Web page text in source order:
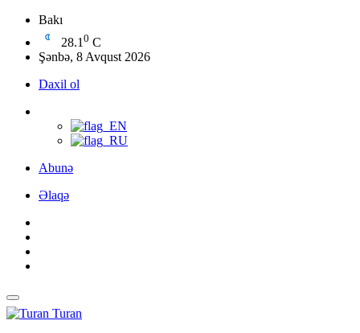
Bakı
28.1 0 C
Şənbə, 8 Avqust 2026
Daxil ol
Abunə
Əlaqə
Turan